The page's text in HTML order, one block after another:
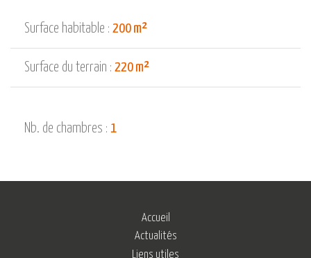
Surface habitable : 200 m²
Surface du terrain : 220 m²
Nb. de chambres : 1
Accueil
Actualités
Liens utiles